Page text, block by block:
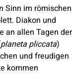
Sinn im römischen
Diakon und
an allen Tagen der
planeta pliccata)
und freudigen
kommen